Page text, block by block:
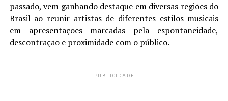
passado, vem ganhando destaque em diversas regiões do
Brasil ao reunir artistas de diferentes estilos musicais
em apresentações marcadas pela espontaneidade,
descontração e proximidade com o público.
PUBLICIDADE